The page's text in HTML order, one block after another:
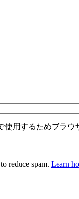
使用するためブラウ
reduce spam. Learn